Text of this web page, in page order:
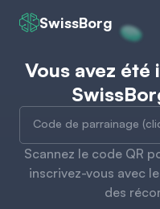
SwissBorg
Vous avez été
Code de parrainage
Scannez le code QR
inscrivez-vous avec
des